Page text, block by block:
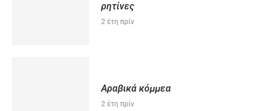
ρητίνες
2 έτη πρίν
Αραβικά κόμμεα
2 έτη πρίν